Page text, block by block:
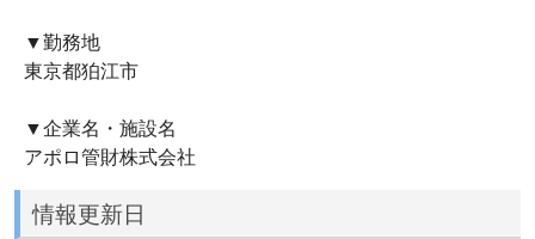
▼勤務地
東京都狛江市
▼企業名・施設名
アポロ管財株式会社
情報更新日